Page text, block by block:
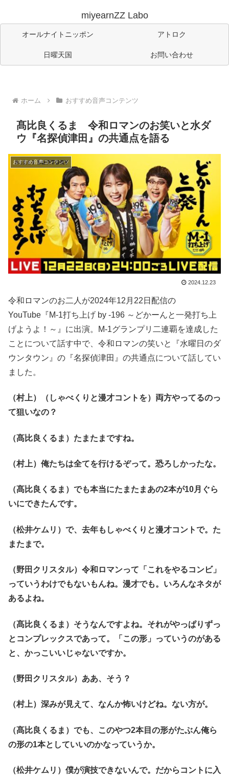
miyearnZZ Labo
オールナイトニッポン アトロク
日曜天国 お問い合わせ
ホーム おすすめ音声コンテンツ
髙比良くるま 令和ロマンのお笑いと水ダ
ウ『名探偵津田』の共通点を語る
おすすめ音声コンテンツ
2024.12.23
令和ロマンのお二人が2024年12月22日配信の
YouTube『M-1打ち上げ by -196 ～どかーんと一発打ち上
げようよ！～』に出演。M-1グランプリ二連覇を達成した
ことについて話す中で、令和ロマンの笑いと『水曜日のダ
ウンタウン』の『名探偵津田』の共通点について話してい
ました。
（村上）（しゃべくりと漫才コントを）両方やってるのっ
て狙いなの？
（髙比良くるま）たまたまですね。
（村上）俺たちは全てを行けるぞって。恐ろしかったな。
（髙比良くるま）でも本当にたまたまあの2本が10月ぐら
いにできたんです。
（松井ケムリ）で、去年もしゃべくりと漫才コントで。た
またまで。
（野田クリスタル）令和ロマンって「これをやるコンビ」
っていうわけでもないもんね。漫才でも。いろんなネタが
あるよね。
（髙比良くるま）そうなんですよね。それがやっぱりずっ
とコンプレックスであって。「この形」っていうのがある
と、かっこいいじゃないですか。
（野田クリスタル）ああ、そう？
（村上）深みが見えて、なんか怖いけどね。ない方が。
（髙比良くるま）でも、このやつ2本目の形がたぶん俺ら
の形の1本としていいのかなっていうか。
（松井ケムリ）僕が演技できないんで。だからコントに入